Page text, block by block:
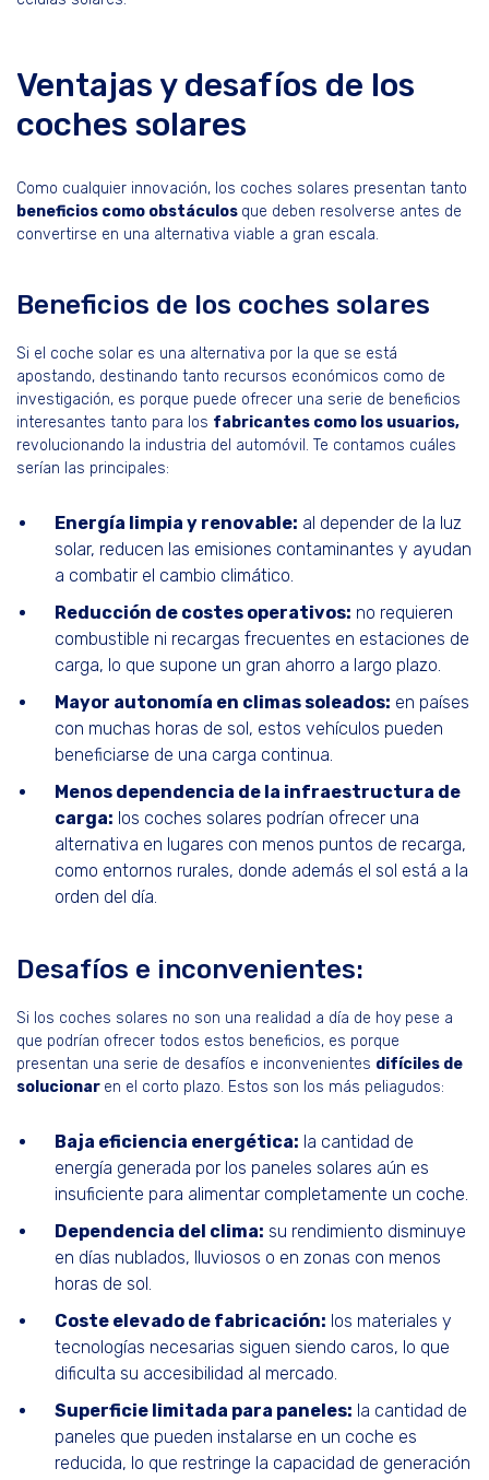
Ventajas y desafíos de los
coches solares
Como cualquier innovación, los coches solares presentan tanto
beneficios como obstáculos que deben resolverse antes de
convertirse en una alternativa viable a gran escala.
Beneficios de los coches solares
Si el coche solar es una alternativa por la que se está
apostando, destinando tanto recursos económicos como de
investigación, es porque puede ofrecer una serie de beneficios
interesantes tanto para los fabricantes como los usuarios,
revolucionando la industria del automóvil. Te contamos cuáles
serían las principales:
Energía limpia y renovable: al depender de la luz
solar, reducen las emisiones contaminantes y ayudan
a combatir el cambio climático.
Reducción de costes operativos: no requieren
combustible ni recargas frecuentes en estaciones de
carga, lo que supone un gran ahorro a largo plazo.
Mayor autonomía en climas soleados: en países
con muchas horas de sol, estos vehículos pueden
beneficiarse de una carga continua.
Menos dependencia de la infraestructura de
carga: los coches solares podrían ofrecer una
alternativa en lugares con menos puntos de recarga,
como entornos rurales, donde además el sol está a la
orden del día.
Desafíos e inconvenientes:
Si los coches solares no son una realidad a día de hoy pese a
que podrían ofrecer todos estos beneficios, es porque
presentan una serie de desafíos e inconvenientes difíciles de
solucionar en el corto plazo. Estos son los más peliagudos:
Baja eficiencia energética: la cantidad de
energía generada por los paneles solares aún es
insuficiente para alimentar completamente un coche.
Dependencia del clima: su rendimiento disminuye
en días nublados, lluviosos o en zonas con menos
horas de sol.
Coste elevado de fabricación: los materiales y
tecnologías necesarias siguen siendo caros, lo que
dificulta su accesibilidad al mercado.
Superficie limitada para paneles: la cantidad de
paneles que pueden instalarse en un coche es
reducida, lo que restringe la capacidad de generación